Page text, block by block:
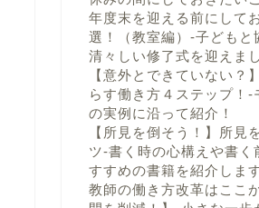
年度末を迎える前にして
選！（教室編）-子どもと
清々しい修了式を迎えま
【意外とできていない？
らす働き方４ステップ！-
の実例に沿って紹介！
【所見を倒そう！】所見
ツ-書く時の心構えや書く
すすめの書籍を紹介しま
教師の働き方改革はここ